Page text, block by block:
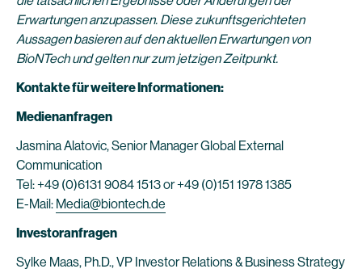
Erwartungen anzupassen. Diese zukunftsgerichteten
Aussagen basieren auf den aktuellen Erwartungen von
BioNTech und gelten nur zum jetzigen Zeitpunkt.
Kontakte für weitere Informationen:
Medienanfragen
Jasmina Alatovic, Senior Manager Global External
Communication
Tel: +49 (0)6131 9084 1513 or +49 (0)151 1978 1385
E-Mail: Media@biontech.de
Investoranfragen
Sylke Maas, Ph.D., VP Investor Relations & Business Strategy